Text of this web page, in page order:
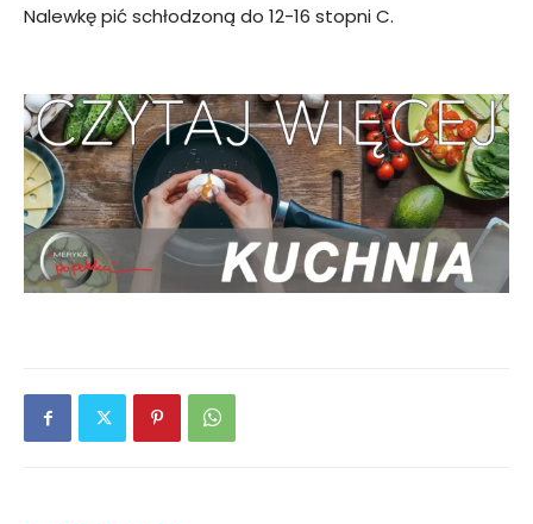
Nalewkę pić schłodzoną do 12-16 stopni C.